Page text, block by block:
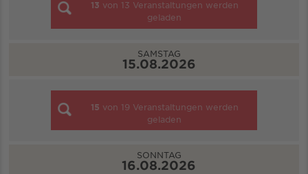
13 von 13 Veranstaltungen werden
geladen
SAMSTAG
15.08.2026
15 von 19 Veranstaltungen werden
geladen
SONNTAG
16.08.2026